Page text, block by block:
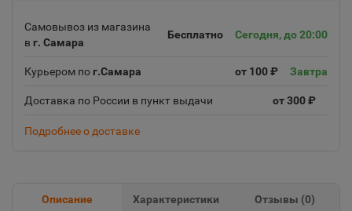
Самовывоз из магазина
в г. Самара
Бесплатно Сегодня, до 20:00
Курьером пог.Самара от 100 ₽ Завтра
Доставка по России в пункт выдачи от 300 ₽
Подробнее о доставке
Описание Характеристики Отзывы (0)